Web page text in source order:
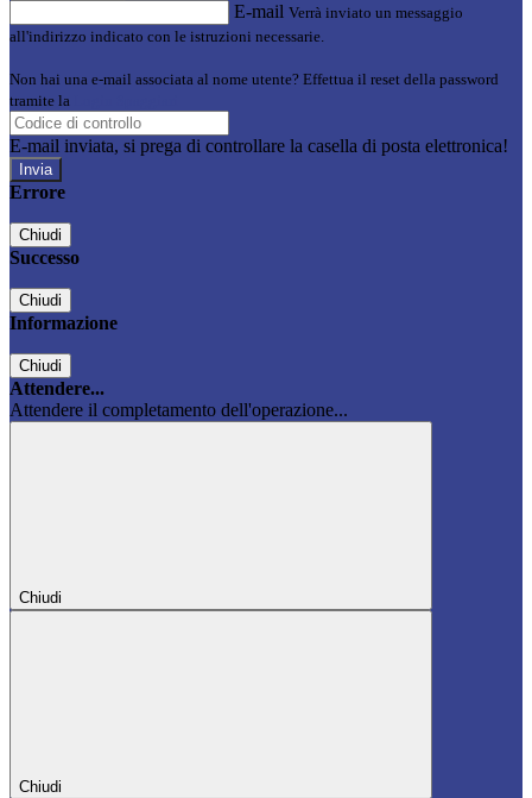
E-mail Verrà inviato un messaggio
all'indirizzo indicato con le istruzioni necessarie.
Non hai una e-mail associata al nome utente? Effettua il reset della password
tramite la
E-mail inviata, si prega di controllare la casella di posta elettronica!
Errore
Chiudi
Successo
Chiudi
Informazione
Chiudi
Attendere...
Attendere il completamento dell'operazione...
Chiudi
Chiudi